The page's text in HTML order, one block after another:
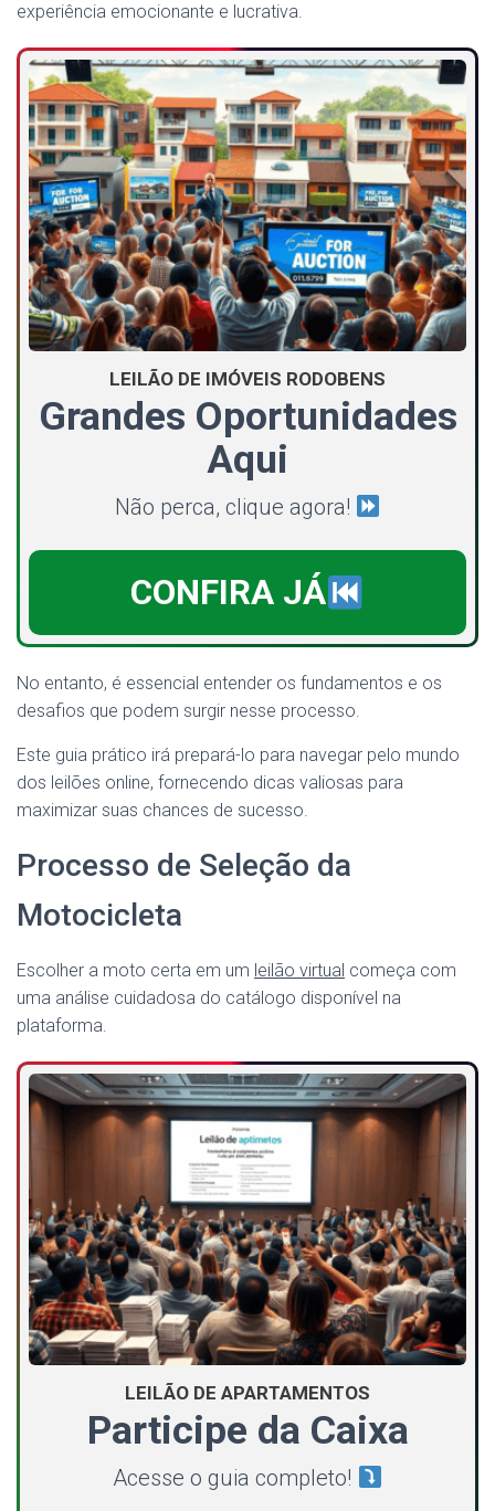
experiência emocionante e lucrativa.
LEILÃO DE IMÓVEIS RODOBENS
Grandes Oportunidades
Aqui
Não perca, clique agora!
CONFIRA JÁ
No entanto, é essencial entender os fundamentos e os
desafios que podem surgir nesse processo.
Este guia prático irá prepará-lo para navegar pelo mundo
dos leilões online, fornecendo dicas valiosas para
maximizar suas chances de sucesso.
Processo de Seleção da
Motocicleta
Escolher a moto certa em um leilão virtual começa com
uma análise cuidadosa do catálogo disponível na
plataforma.
LEILÃO DE APARTAMENTOS
Participe da Caixa
Acesse o guia completo!